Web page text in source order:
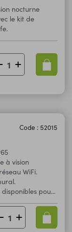
nocturne
le kit de
Code : 52015
à vision
WiFi.
pour
en cas de